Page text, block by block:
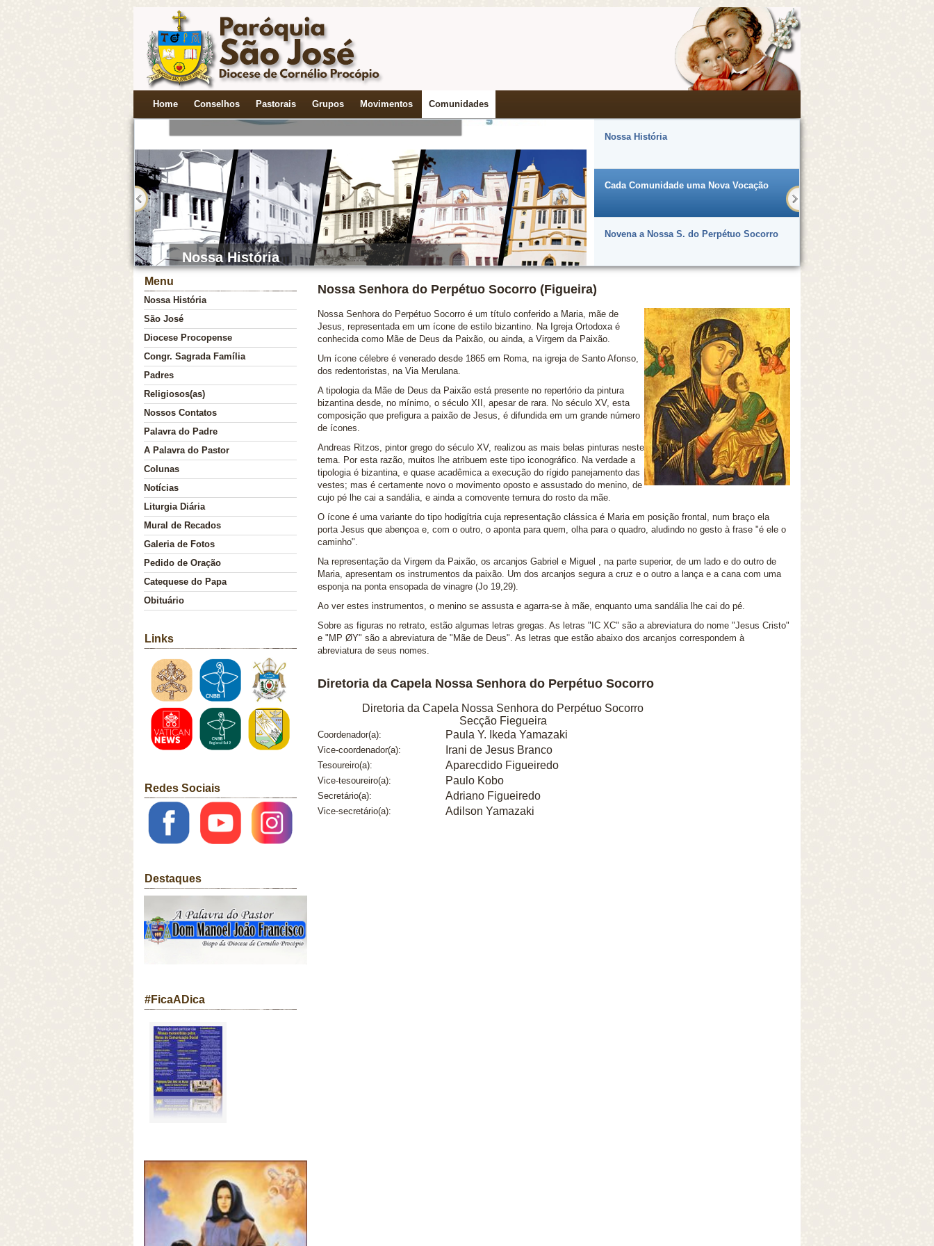
Home Conselhos Pastorais Grupos Movimentos Comunidades
Cada Comunidade uma Nova Vocação
Novena a Nossa S. do Perpétuo Socorro
Nossa História
Cada Comunidade uma Nova Vocação
Novena a Nossa S. do Perpétuo Socorro
Nossa Senhora do Perpétuo Socorro (Figueira)
Nossa Senhora do Perpétuo Socorro é um título conferido a Maria, mãe de
Jesus, representada em um ícone de estilo bizantino. Na Igreja Ortodoxa é
conhecida como Mãe de Deus da Paixão, ou ainda, a Virgem da Paixão.
Um ícone célebre é venerado desde 1865 em Roma, na igreja de Santo Afonso,
dos redentoristas, na Via Merulana.
A tipologia da Mãe de Deus da Paixão está presente no repertório da pintura
bizantina desde, no mínimo, o século XII, apesar de rara. No século XV, esta
composição que prefigura a paixão de Jesus, é difundida em um grande número
de ícones.
Andreas Ritzos, pintor grego do século XV, realizou as mais belas pinturas neste
tema. Por esta razão, muitos lhe atribuem este tipo iconográfico. Na verdade a
tipologia é bizantina, e quase acadêmica a execução do rígido panejamento das
vestes; mas é certamente novo o movimento oposto e assustado do menino, de
cujo pé lhe cai a sandália, e ainda a comovente ternura do rosto da mãe.
O ícone é uma variante do tipo hodigítria cuja representação clássica é Maria em posição frontal, num braço ela
porta Jesus que abençoa e, com o outro, o aponta para quem, olha para o quadro, aludindo no gesto à frase "é ele o
caminho".
Na representação da Virgem da Paixão, os arcanjos Gabriel e Miguel , na parte superior, de um lado e do outro de
Maria, apresentam os instrumentos da paixão. Um dos arcanjos segura a cruz e o outro a lança e a cana com uma
esponja na ponta ensopada de vinagre (Jo 19,29).
Ao ver estes instrumentos, o menino se assusta e agarra-se à mãe, enquanto uma sandália lhe cai do pé.
Sobre as figuras no retrato, estão algumas letras gregas. As letras "IC XC" são a abreviatura do nome "Jesus Cristo"
e "MP ØY" são a abreviatura de "Mãe de Deus". As letras que estão abaixo dos arcanjos correspondem à
abreviatura de seus nomes.
Diretoria da Capela Nossa Senhora do Perpétuo Socorro
Diretoria da Capela Nossa Senhora do Perpétuo Socorro
Secção Fiegueira
Coordenador(a): Paula Y. Ikeda Yamazaki
Vice-coordenador(a): Irani de Jesus Branco
Tesoureiro(a): Aparecdido Figueiredo
Vice-tesoureiro(a): Paulo Kobo
Secretário(a): Adriano Figueiredo
Vice-secretário(a): Adilson Yamazaki
Menu
Nossa História
São José
Diocese Procopense
Congr. Sagrada Família
Padres
Religiosos(as)
Nossos Contatos
Palavra do Padre
A Palavra do Pastor
Colunas
Notícias
Liturgia Diária
Mural de Recados
Galeria de Fotos
Pedido de Oração
Catequese do Papa
Obituário
Links
Redes Sociais
Destaques
#FicaADica